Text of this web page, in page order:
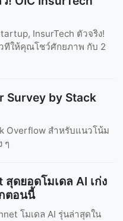
InsurTech ตัวจริง!
วทีให้คุณโชว์ศักยภาพ กับ 2
Survey by Stack
Overflow สำหรับแนวโน้ม
ๆ
ดยอดโมเดล AI เก่ง
ตอนนี้
โมเดล AI รุ่นล่าสุดใน